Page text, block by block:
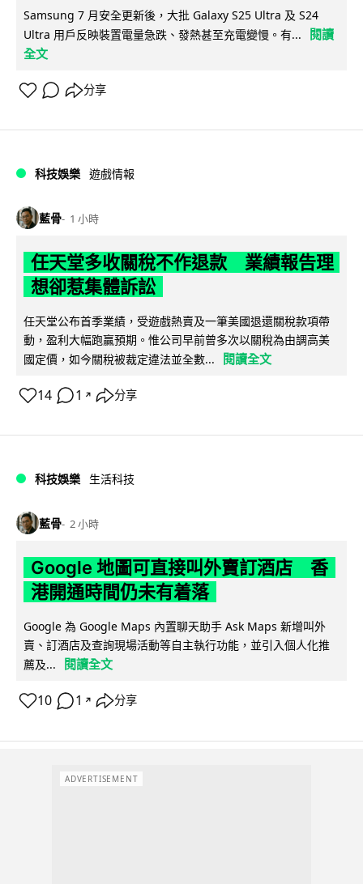
Samsung 7 月安全更新後，大批 Galaxy S25 Ultra 及 S24
Ultra 用戶反映裝置電量急跌、發熱甚至充電變慢。有...
閱讀
全文
分享
科技娛樂 遊戲情報
藍骨 1 小時
任天堂多收關稅不作退款 業績報告理
想卻惹集體訴訟
任天堂公布首季業績，受遊戲熱賣及一筆美國退還關稅款項帶
動，盈利大幅跑贏預期。惟公司早前曾多次以關稅為由調高美
國定價，如今關稅被裁定違法並全數...
閱讀全文
14 1 ↗ 分享
科技娛樂 生活科技
藍骨 2 小時
Google 地圖可直接叫外賣訂酒店 香
港開通時間仍未有着落
Google 為 Google Maps 內置聊天助手 Ask Maps 新增叫外
賣、訂酒店及查詢現場活動等自主執行功能，並引入個人化推
薦及...
閱讀全文
10 1 ↗ 分享
ADVERTISEMENT